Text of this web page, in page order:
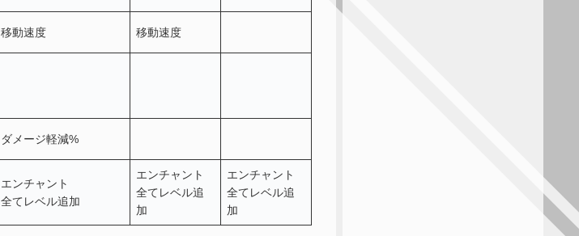
移動速度 移動速度
ダメージ軽減%
エンチャント
全てレベル追加
エンチャント
全てレベル追
加
エンチャント
全てレベル追
加